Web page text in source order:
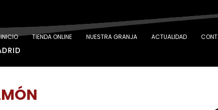
INICIO TIENDA ONLINE NUESTRA GRANJA ACTUALIDAD